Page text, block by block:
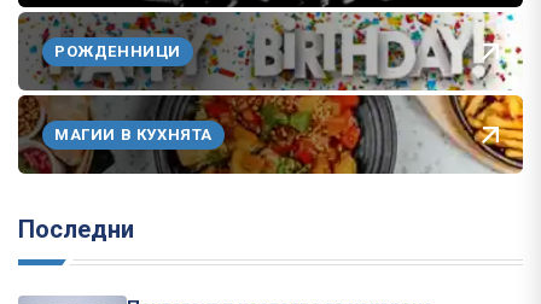
РОЖДЕННИЦИ
МАГИИ В КУХНЯТА
Последни